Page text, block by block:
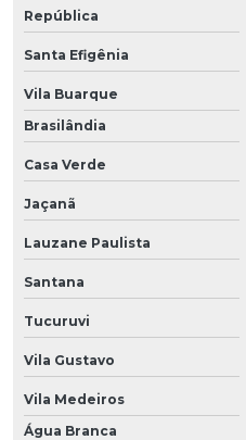
República
Santa Efigênia
Vila Buarque
Brasilândia
Casa Verde
Jaçanã
Lauzane Paulista
Santana
Tucuruvi
Vila Gustavo
Vila Medeiros
Água Branca